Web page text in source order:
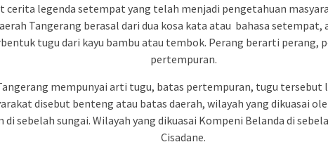
cerita legenda setempat yang telah menjadi pengetahuan
Tangerang berasal dari dua kosa kata atau bahasa setempat,
tugu dari kayu bambu atau tembok. Perang berarti perang,
pertempuran.
mempunyai arti tugu, batas pertempuran, tugu tersebut
disebut benteng atau batas daerah, wilayah yang dikuasai
di sebelah sungai. Wilayah yang dikuasai Kompeni Belanda di
Cisadane.